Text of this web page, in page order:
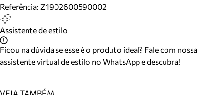
Referência: Z1902600590002
Assistente de estilo
Ficou na dúvida se esse é o produto ideal? Fale com nossa
assistente virtual de estilo no WhatsApp e descubra!
VEJA TAMBÉM